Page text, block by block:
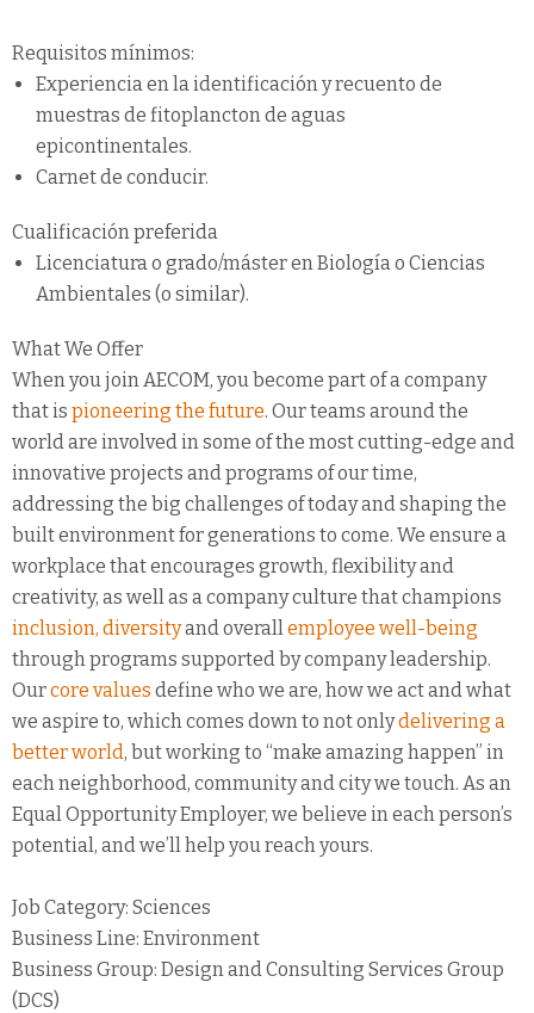
Requisitos mínimos:
Experiencia en la identificación y recuento de
muestras de fitoplancton de aguas
epicontinentales.
Carnet de conducir.
Cualificación preferida
Licenciatura o grado/máster en Biología o Ciencias
Ambientales (o similar).
What We Offer
When you join AECOM, you become part of a company
that is pioneering the future. Our teams around the
world are involved in some of the most cutting-edge and
innovative projects and programs of our time,
addressing the big challenges of today and shaping the
built environment for generations to come. We ensure a
workplace that encourages growth, flexibility and
creativity, as well as a company culture that champions
inclusion, diversityand overallemployee well-being
through programs supported by company leadership.
Ourcore values define who we are, how we act and what
we aspire to, which comes down to not onlydelivering a
better world, but working to “make amazing happen” in
each neighborhood, community and city we touch. As an
Equal Opportunity Employer, we believe in each person’s
potential, and we’ll help you reach yours.
Job Category: Sciences
Business Line: Environment
Business Group: Design and Consulting Services Group
(DCS)